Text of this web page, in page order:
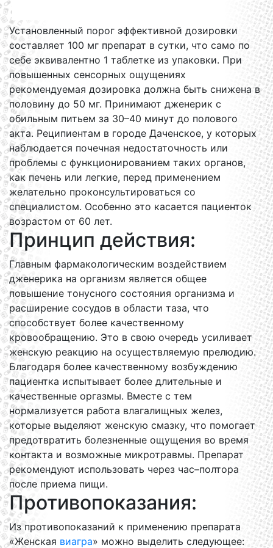
Установленный порог эффективной дозировки
составляет 100 мг препарат в сутки, что само по
себе эквивалентно 1 таблетке из упаковки. При
повышенных сенсорных ощущениях
рекомендуемая дозировка должна быть снижена в
половину до 50 мг. Принимают дженерик с
обильным питьем за 30–40 минут до полового
акта. Реципиентам в городе Даченское, у которых
наблюдается почечная недостаточность или
проблемы с функционированием таких органов,
как печень или легкие, перед применением
желательно проконсультироваться со
специалистом. Особенно это касается пациенток
возрастом от 60 лет.
Принцип действия:
Главным фармакологическим воздействием
дженерика на организм является общее
повышение тонусного состояния организма и
расширение сосудов в области таза, что
способствует более качественному
кровообращению. Это в свою очередь усиливает
женскую реакцию на осуществляемую прелюдию.
Благодаря более качественному возбуждению
пациентка испытывает более длительные и
качественные оргазмы. Вместе с тем
нормализуется работа влагалищных желез,
которые выделяют женскую смазку, что помогает
предотвратить болезненные ощущения во время
контакта и возможные микротравмы. Препарат
рекомендуют использовать через час–полтора
после приема пищи.
Противопоказания:
Из противопоказаний к применению препарата
«Женская виагра» можно выделить следующее: